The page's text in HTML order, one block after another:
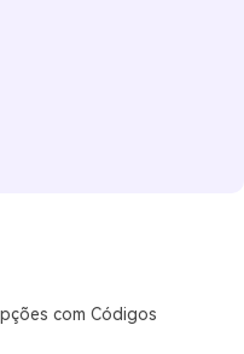
com Códigos